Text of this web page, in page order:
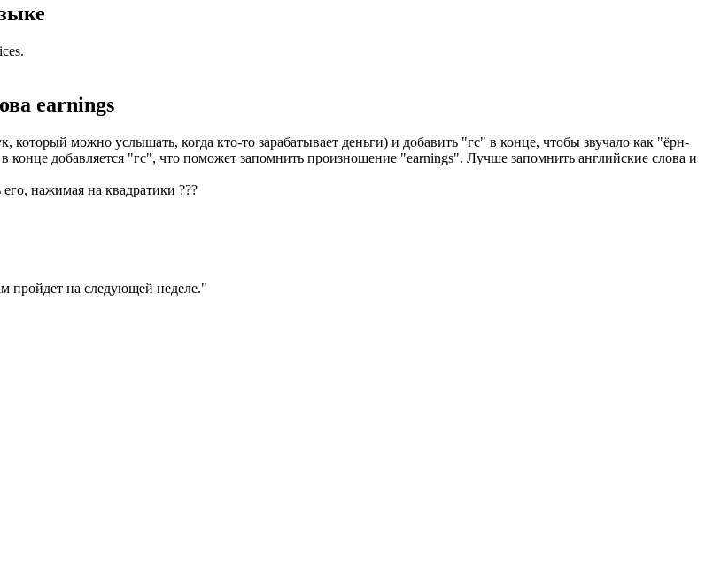
earnings
можно услышать, когда кто-то зарабатывает деньги) и добавить "гс" в конце, чтобы звучало как "ёрн-
конце добавляется "гс", что поможет запомнить произношение "earnings". Лучше запомнить английские слова и
нажимая на квадратики ???
пройдет на следующей неделе."